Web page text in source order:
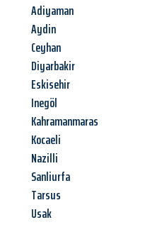
Adiyaman
Aydin
Ceyhan
Diyarbakir
Eskisehir
Inegöl
Kahramanmaras
Kocaeli
Nazilli
Sanliurfa
Tarsus
Usak